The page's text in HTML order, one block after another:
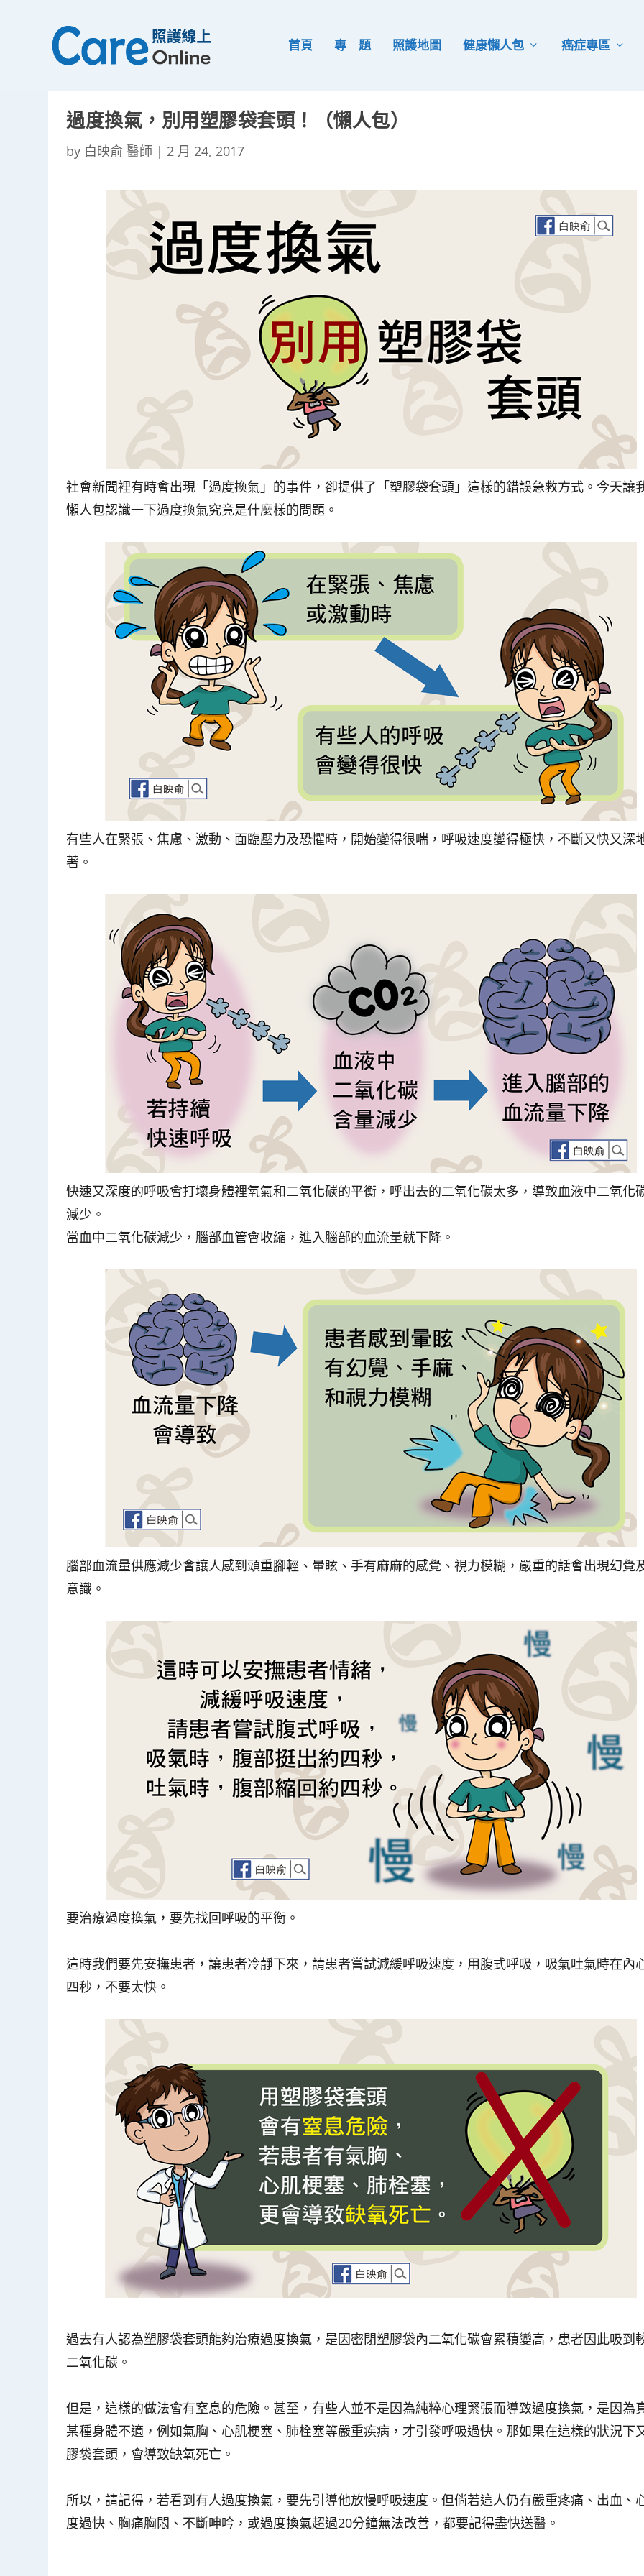
首頁 專 題 照護地圖 健康懶人包 癌症專區
過度換氣，別用塑膠袋套頭！（懶人包）
by 白映俞 醫師 | 2 月 24, 2017
社會新聞裡有時會出現「過度換氣」的事件，卻提供了「塑膠袋套頭」這樣的錯誤急救方式。今天讓
懶人包認識一下過度換氣究竟是什麼樣的問題。
有些人在緊張、焦慮、激動、面臨壓力及恐懼時，開始變得很喘，呼吸速度變得極快，不斷又快又深
著。
快速又深度的呼吸會打壞身體裡氧氣和二氧化碳的平衡，呼出去的二氧化碳太多，導致血液中二氧化
減少。
當血中二氧化碳減少，腦部血管會收縮，進入腦部的血流量就下降。
腦部血流量供應減少會讓人感到頭重腳輕、暈眩、手有麻麻的感覺、視力模糊，嚴重的話會出現幻覺
意識。
要治療過度換氣，要先找回呼吸的平衡。
這時我們要先安撫患者，讓患者冷靜下來，請患者嘗試減緩呼吸速度，用腹式呼吸，吸氣吐氣時在內
四秒，不要太快。
過去有人認為塑膠袋套頭能夠治療過度換氣，是因密閉塑膠袋內二氧化碳會累積變高，患者因此吸到
二氧化碳。
但是，這樣的做法會有窒息的危險。甚至，有些人並不是因為純粹心理緊張而導致過度換氣，是因為
某種身體不適，例如氣胸、心肌梗塞、肺栓塞等嚴重疾病，才引發呼吸過快。那如果在這樣的狀況下
膠袋套頭，會導致缺氧死亡。
所以，請記得，若看到有人過度換氣，要先引導他放慢呼吸速度。但倘若這人仍有嚴重疼痛、出血、
度過快、胸痛胸悶、不斷呻吟，或過度換氣超過20分鐘無法改善，都要記得盡快送醫。